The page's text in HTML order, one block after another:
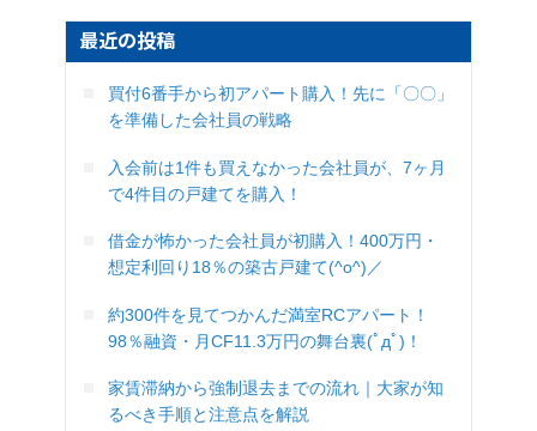
最近の投稿
買付6番手から初アパート購入！先に「〇〇」
を準備した会社員の戦略
入会前は1件も買えなかった会社員が、7ヶ月
で4件目の戸建てを購入！
借金が怖かった会社員が初購入！400万円・
想定利回り18％の築古戸建て(^o^)／
約300件を見てつかんだ満室RCアパート！
98％融資・月CF11.3万円の舞台裏(ﾟдﾟ)！
家賃滞納から強制退去までの流れ｜大家が知
るべき手順と注意点を解説